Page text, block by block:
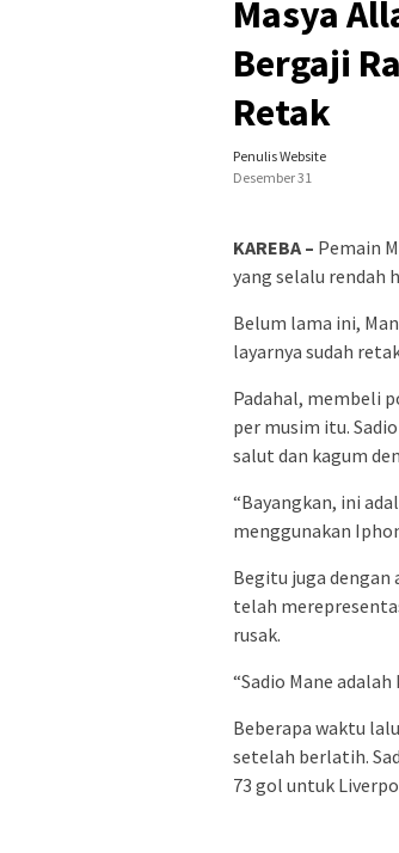
Masya
Bergaji
Retak
Penulis Website
Desember 31
KAREBA – Pemain
yang selalu rendah
Belum lama ini,
layarnya sudah
Padahal, membeli
per musim itu.
salut dan kagum
“Bayangkan, ini
menggunakan
Begitu juga dengan
telah
rusak.
“Sadio Mane
Beberapa waktu
setelah berlatih.
73 gol untuk